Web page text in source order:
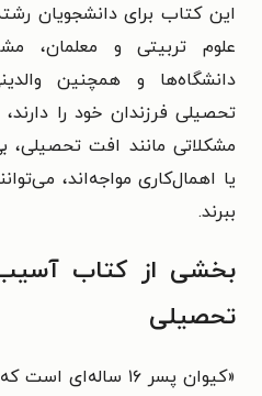
این کتاب برای دانشجویان
علوم تربیتی و معلمان،
دانشگاه‌ها و همچنین
تحصیلی فرزندان خود را
مشکلاتی مانند افت تحصیلی،
یا اهمال‌کاری مواجه‌اند،
ببرند.
بخشی از کتاب
تحصیلی
«
کیوان پسر ۱۶